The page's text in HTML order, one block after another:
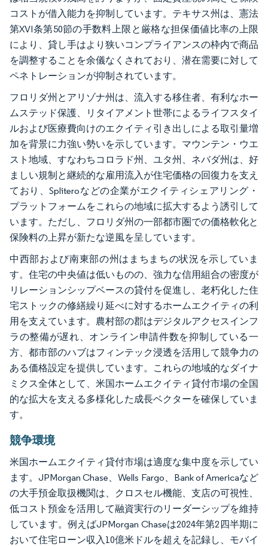
コストが借入能力を抑制しています。テキサス州は、憲法
第XVI条第50節の手数料上限と厳格な担保価値比率の上限
により、貸し手はより狭いコンプライアンスの枠内で商品
を調整することを余儀なくされており、潜在需要に対して
ペネトレーションが抑制されています。
フロリダ州とアリゾナ州は、流入する移住者、有利なホー
ムステッド保護、リタイアメント世帯によるライフスタイ
ルおよび医療費向けのエクイティ引き出しによる取引量増
加を背景に力強い勢いを示しています。マウンテン・ウエ
スト地域、すなわちコロラド州、ユタ州、ネバダ州は、好
ましい規制と継続的な雇用流入が住宅価格の回復力を支え
ており、Spliteroなどの企業がエクイティシェアリング・
プラットフォームをこれらの地域に拡大するよう誘引して
います。ただし、フロリダ州の一部都市圏での価格軟化と
保険料の上昇が新たな逆風を呈しています。
中西部および南東部の州はまちまちの状況を示していま
す。住宅の中央値は低いものの、強力な信用組合の密度が
リレーションシップベースの貸付を促進し、老朽化した住
宅ストックの修繕繰り延べに対するホームエクイティの利
用を支えています。農村部の郡はデジタルアクセスインフ
ラの整備が遅れ、オンライン申請件数を抑制している一
方、都市部のハブはフィンテック浸透を活用して競争力の
ある価格設定を提供しています。これらの地域的なダイナ
ミクス全体として、米国ホームエクイティ貸付市場の全国
的な拡大を支える多様化した成長ベクターを確保していま
す。
競争環境
米国ホームエクイティ貸付市場は適度な集中度を示してい
ます。JPMorgan Chase、Wells Fargo、Bank of Americaなど
の大手預金取扱機関は、クロスセル機能、支店の可視性、
低コスト預金を活用して融資実行のリーダーシップを維持
しています。例えばJPMorgan Chaseは2024年第2四半期に
おいて住宅ローン収入10億米ドルを超えを記録し、モバイ